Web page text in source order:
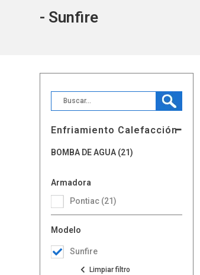
- Sunfire
Enfriamiento Calefacción
BOMBA DE AGUA (21)
Armadora
Pontiac (21)
Modelo
Sunfire